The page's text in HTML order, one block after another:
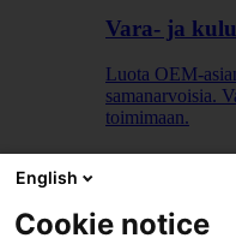
Vara- ja
Luota OEM-
samanarvoisia.
toimimaan.
English
Cookie notice